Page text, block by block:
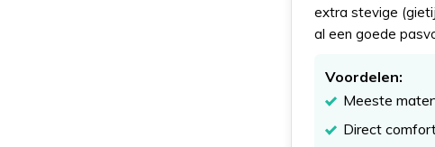
extra stevige
al een goede
Voordelen:
Meeste
Direct